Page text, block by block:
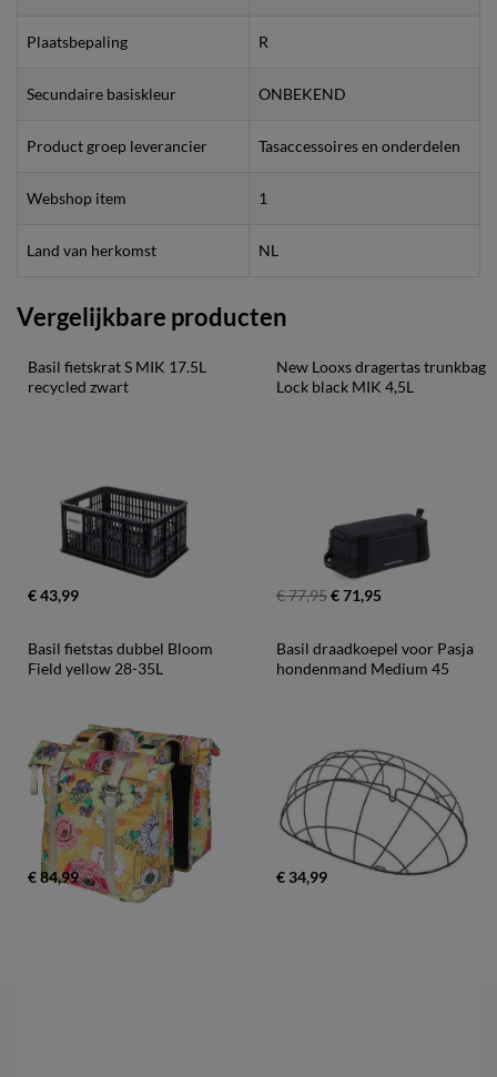
Plaatsbepaling R
Secundaire basiskleur ONBEKEND
Product groep leverancier Tasaccessoires en onderdelen
Webshop item 1
Land van herkomst NL
Vergelijkbare producten
Basil fietskrat S MIK 17.5L
recycled zwart
€ 43,99
New Looxs dragertas trunkbag
Lock black MIK 4,5L
€ 77,95€ 71,95
Basil fietstas dubbel Bloom
Field yellow 28-35L
€ 84,99
Basil draadkoepel voor Pasja
hondenmand Medium 45
€ 34,99